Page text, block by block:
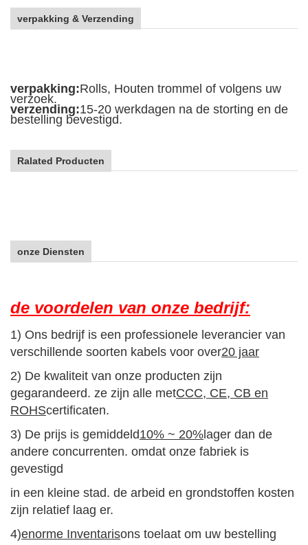
verpakking & Verzending
verpakking:Rolls, Houten trommel of volgens uw
verzoek.
verzending:15-20 werkdagen na de storting en de
bestelling bevestigd.
Ralated Producten
onze Diensten
de voordelen van onze bedrijf:
1) Ons bedrijf is een professionele leverancier van
verschillende soorten kabels voor over20 jaar
2) De kwaliteit van onze producten zijn
gegarandeerd. ze zijn alle metCCC, CE, CB en
ROHScertificaten.
3) De prijs is gemiddeld10% ~ 20% lager dan de
andere concurrenten. omdat onze fabriek is
gevestigd
in een kleine stad. de arbeid en grondstoffen kosten
zijn relatief laag er.
4)enorme Inventarisons toelaat om uw bestelling